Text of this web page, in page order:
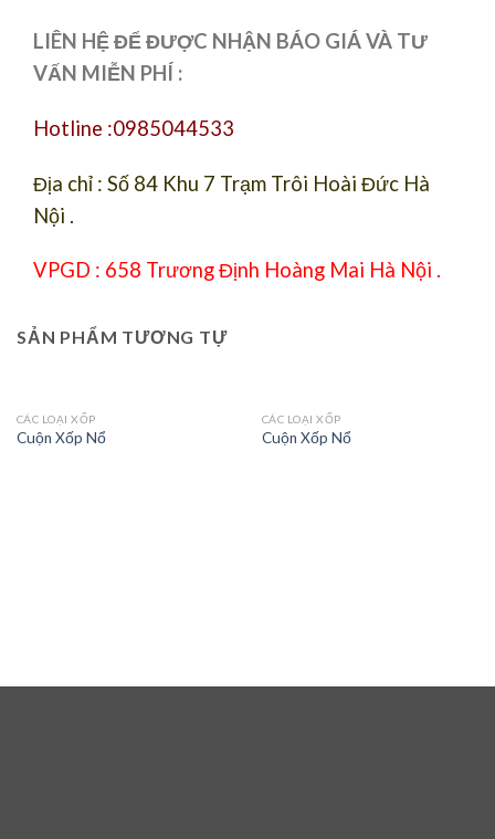
LIÊN HỆ ĐỂ ĐƯỢC NHẬN BÁO GIÁ VÀ TƯ
VẤN MIỄN PHÍ :
Hotline :0985044533
Địa chỉ : Số 84 Khu 7 Trạm Trôi Hoài Đức Hà
Nội .
VPGD : 658 Trương Định Hoàng Mai Hà Nội .
SẢN PHẨM TƯƠNG TỰ
CÁC LOẠI XỐP
Cuộn Xốp Nổ
CÁC LOẠI XỐP
Cuộn Xốp Nổ